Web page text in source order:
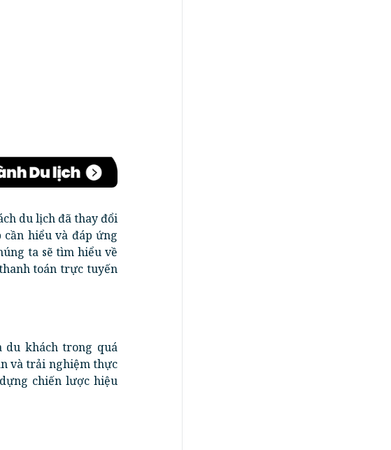
du lịch đã thay đổi
hiểu và đáp ứng
ta sẽ tìm hiểu về
toán trực tuyến
du khách trong quá
và trải nghiệm thực
chiến lược hiệu